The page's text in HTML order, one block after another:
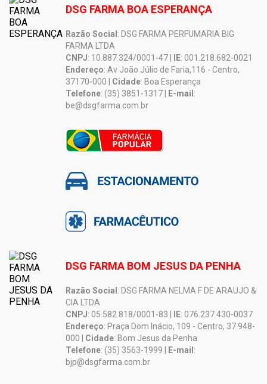
DSG FARMA BOA ESPERANÇA
Razão Social : DSG FARMA PERFUMARIA BIG
FARMA LTDA
CNPJ: 10.887.324/0001-47 | IE: 001.218.682-0021
Endereço: Av João Júlio de Faria,116 - Centro,
37170-000 | Cidade: Boa Esperança
Telefone: (35) 3851-1317 | E-mail :
be@dsgfarma.com.br
DSG FARMA BOM JESUS DA PENHA
Razão Social : DSG FARMA NELMA F DE ARAUJO &
CIA LTDA
CNPJ: 05.582.818/0001-83 | IE: 076.237.430-0037
Endereço: Praça Dom Inácio, 109 - Centro, 37.948-
000 | Cidade: Bom Jesus da Penha
Telefone: (35) 3563-1999 | E-mail :
bjp@dsgfarma.com.br